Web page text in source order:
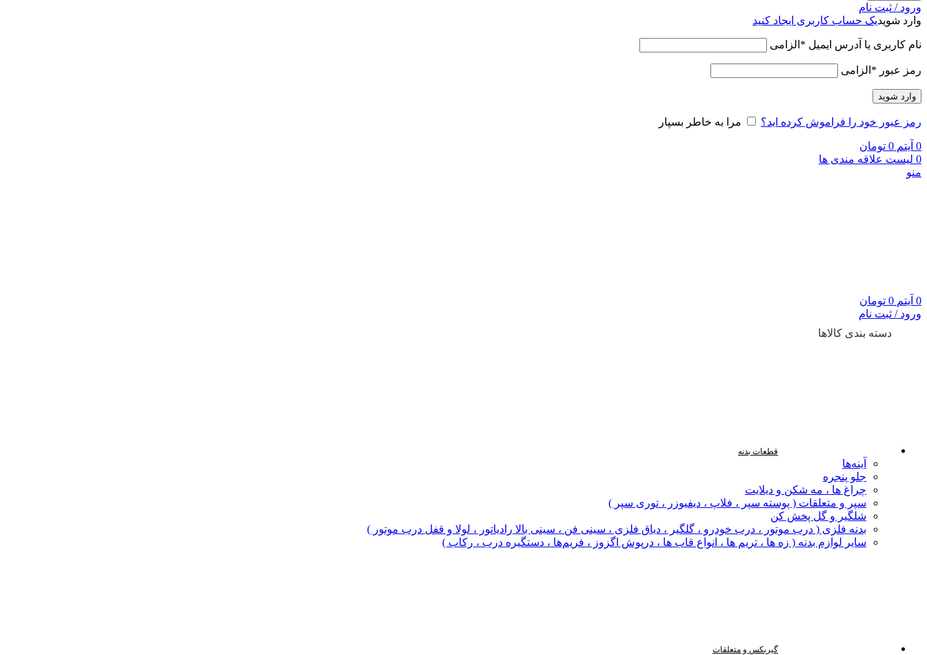
ورود / ثبت نام
وارد شویدیک حساب کاربری ایجاد کنید
نام کاربری یا آدرس ایمیل * الزامی
رمز عبور * الزامی
وارد شوید
رمز عبور خود را فراموش کرده اید؟ مرا به خاطر بسپار
0 آیتم 0 تومان
0 لیست علاقه مندی ها
منو
0 آیتم 0 تومان
ورود / ثبت نام
دسته بندی کالاها
قطعات بدنه
آینه‌ها
جلو پنجره
چراغ‌ ها ، مه‌ شکن و دیلایت
سپر و متعلقات ( پوسته سپر ، فلاپ ، دیفیوزر ، توری سپر )
شلگیر و گل‌ پخش‌ کن
بدنه فلزی ( درب موتور ، درب خودرو ، گلگیر ، دیاق فلزی ، سینی فن ، سینی بالا رادیاتور ، لولا و قفل درب موتور )
سایر لوازم بدنه ( زه ها ، تریم ها ، انواع قاب ها ، درپوش اگزوز ، فریم‌ها ، دستگیره درب ، رکاب )
گیربکس و متعلقات